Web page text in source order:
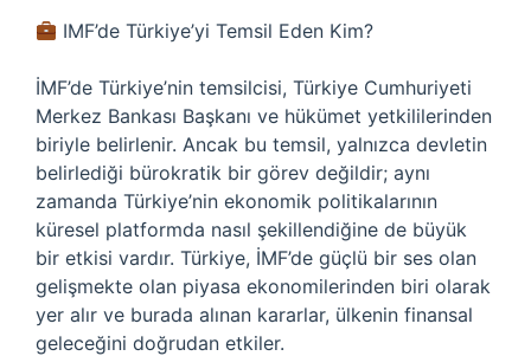
IMF’de Türkiye’yi Temsil Eden Kim?
İMF’de Türkiye’nin temsilcisi, Türkiye Cumhuriyeti
Merkez Bankası Başkanı ve hükümet yetkililerinden
biriyle belirlenir. Ancak bu temsil, yalnızca devletin
belirlediği bürokratik bir görev değildir; aynı
zamanda Türkiye’nin ekonomik politikalarının
küresel platformda nasıl şekillendiğine de büyük
bir etkisi vardır. Türkiye, İMF’de güçlü bir ses olan
gelişmekte olan piyasa ekonomilerinden biri olarak
yer alır ve burada alınan kararlar, ülkenin finansal
geleceğini doğrudan etkiler.